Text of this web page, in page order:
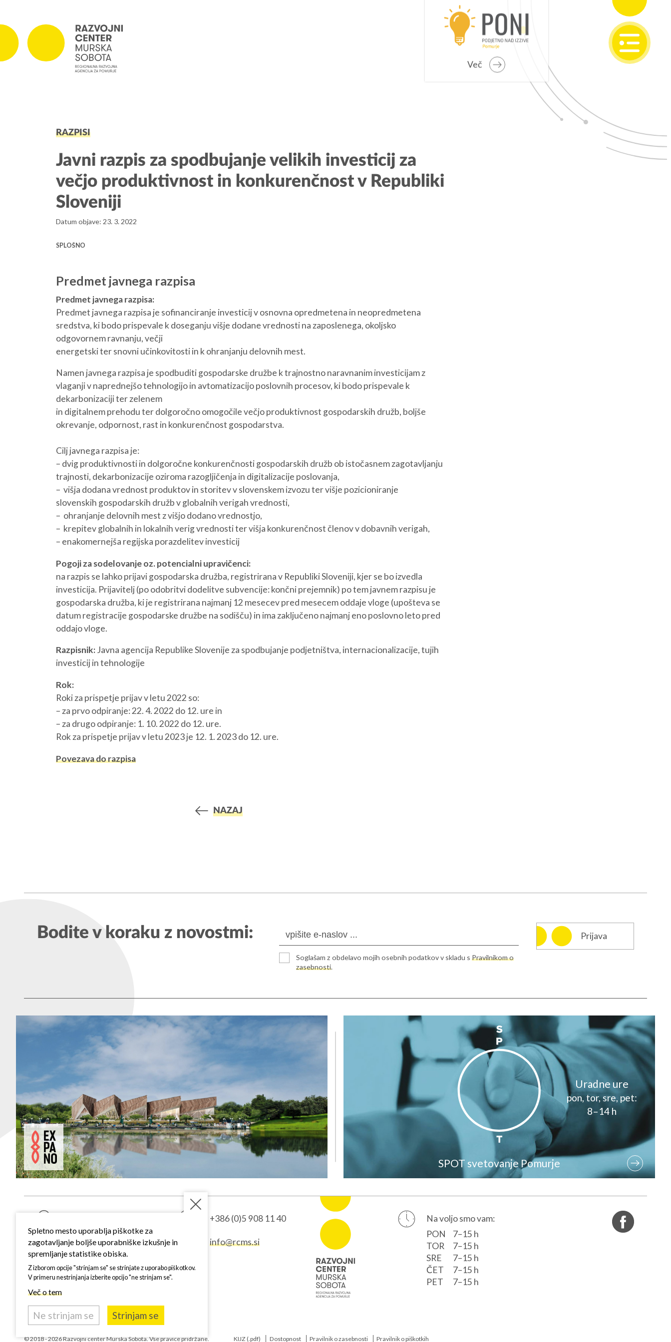
Projekti v izvajanju
Zaključeni projekti
Invest Pomurje
PONI
REGIONALNI RAZVOJ
O NAS NAŠE STORITVE REGIJA STIK
GOOGLE MAPS
Kardoševa ulica 2
9000 Murska Sobota
SI - Slovenija
1. vhod, 3. nadstropje
+386 (0)5 908 11 40 info@rcms.si
Več
RAZPISI
Javni razpis za spodbujanje velikih investicij za
večjo produktivnost in konkurenčnost v Republiki
Sloveniji
Datum objave: 23. 3. 2022
SPLOŠNO
Predmet javnega razpisa
Predmet javnega razpisa:
Predmet javnega razpisa je sofinanciranje investicij v osnovna opredmetena in neopredmetena
sredstva, ki bodo prispevale k doseganju višje dodane vrednosti na zaposlenega, okoljsko
odgovornem ravnanju, večji
energetski ter snovni učinkovitosti in k ohranjanju delovnih mest.
Namen javnega razpisa je spodbuditi gospodarske družbe k trajnostno naravnanim investicijam z
vlaganji v naprednejšo tehnologijo in avtomatizacijo poslovnih procesov, ki bodo prispevale k
dekarbonizaciji ter zelenem
in digitalnem prehodu ter dolgoročno omogočile večjo produktivnost gospodarskih družb, boljše
okrevanje, odpornost, rast in konkurenčnost gospodarstva.
Cilj javnega razpisa je:
– dvig produktivnosti in dolgoročne konkurenčnosti gospodarskih družb ob istočasnem zagotavljanju
trajnosti, dekarbonizacije oziroma razogljičenja in digitalizacije poslovanja,
– višja dodana vrednost produktov in storitev v slovenskem izvozu ter višje pozicioniranje
slovenskih gospodarskih družb v globalnih verigah vrednosti,
– ohranjanje delovnih mest z višjo dodano vrednostjo,
– krepitev globalnih in lokalnih verig vrednosti ter višja konkurenčnost členov v dobavnih verigah,
– enakomernejša regijska porazdelitev investicij
Pogoji za sodelovanje oz. potencialni upravičenci:
na razpis se lahko prijavi gospodarska družba, registrirana v Republiki Sloveniji, kjer se bo izvedla
investicija. Prijavitelj (po odobritvi dodelitve subvencije: končni prejemnik) po tem javnem razpisu je
gospodarska družba, ki je registrirana najmanj 12 mesecev pred mesecem oddaje vloge (upošteva se
datum registracije gospodarske družbe na sodišču) in ima zaključeno najmanj eno poslovno leto pred
oddajo vloge.
Razpisnik:Javna agencija Republike Slovenije za spodbujanje podjetništva, internacionalizacije, tujih
investicij in tehnologije
Rok:
Roki za prispetje prijav v letu 2022 so:
– za prvo odpiranje: 22. 4. 2022 do 12. ure in
– za drugo odpiranje: 1. 10. 2022 do 12. ure.
Rok za prispetje prijav v letu 2023 je 12. 1. 2023 do 12. ure.
Povezava do razpisa
NAZAJ
Bodite v koraku z novostmi:
Soglašam z obdelavo mojih osebnih podatkov v skladu s Pravilnikom o
zasebnosti.
Prijava
Uradne ure
pon, tor, sre, pet:
8–14 h
SPOT svetovanje Pomurje
9000 Murska Sobota
SI - Slovenija
1. vhod, 3. nadstropje
+386 (0)5 908 11 40
info@rcms.si
Na voljo smo vam:
PON
7–15 h
TOR
7–15 h
SRE
7–15 h
ČET
7–15 h
PET
7–15 h
© 2018 - 2026 Razvojni center Murska Sobota. Vse pravice pridržane. KIJZ (.pdf) Dostopnost Pravilnik o zasebnosti Pravilnik o piškotkih
Spletno mesto uporablja piškotke za
zagotavljanje boljše uporabniške izkušnje in
spremljanje statistike obiska.
Z izborom opcije "strinjam se" se strinjate z uporabo piškotkov.
V primeru nestrinjanja izberite opcijo "ne strinjam se".
Več o tem
Ne strinjam se Strinjam se